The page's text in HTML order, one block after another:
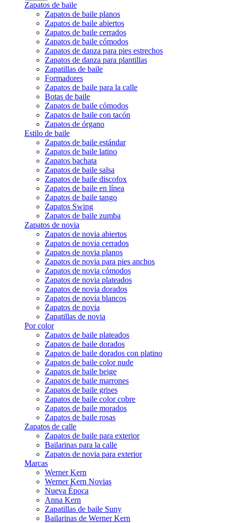
Zapatos de baile
Zapatos de baile planos
Zapatos de baile abiertos
Zapatos de baile cerrados
Zapatos de baile cómodos
Zapatos de danza para pies estrechos
Zapatos de danza para plantillas
Zapatillas de baile
Formadores
Zapatos de baile para la calle
Botas de baile
Zapatos de baile cómodos
Zapatos de baile con tacón
Zapatos de órgano
Estilo de baile
Zapatos de baile estándar
Zapatos de baile latino
Zapatos bachata
Zapatos de baile salsa
Zapatos de baile discofox
Zapatos de baile en línea
Zapatos de baile tango
Zapatos Swing
Zapatos de baile zumba
Zapatos de novia
Zapatos de novia abiertos
Zapatos de novia cerrados
Zapatos de novia planos
Zapatos de novia para pies anchos
Zapatos de novia cómodos
Zapatos de novia plateados
Zapatos de novia dorados
Zapatos de novia blancos
Zapatos de novia
Zapatillas de novia
Por color
Zapatos de baile plateados
Zapatos de baile dorados
Zapatos de baile dorados con platino
Zapatos de baile color nude
Zapatos de baile beige
Zapatos de baile marrones
Zapatos de baile grises
Zapatos de baile color cobre
Zapatos de baile morados
Zapatos de baile rosas
Zapatos de calle
Zapatos de baile para exterior
Bailarinas para la calle
Zapatos de novia para exterior
Marcas
Werner Kern
Werner Kern Novias
Nueva Época
Anna Kern
Zapatillas de baile Suny
Bailarinas de Werner Kern